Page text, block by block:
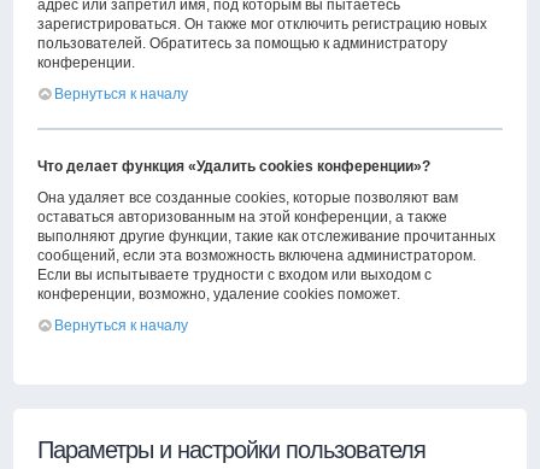
адрес или запретил имя, под которым вы пытаетесь
зарегистрироваться. Он также мог отключить регистрацию новых
пользователей. Обратитесь за помощью к администратору
конференции.
Вернуться к началу
Что делает функция «Удалить cookies конференции»?
Она удаляет все созданные cookies, которые позволяют вам
оставаться авторизованным на этой конференции, а также
выполняют другие функции, такие как отслеживание прочитанных
сообщений, если эта возможность включена администратором.
Если вы испытываете трудности с входом или выходом с
конференции, возможно, удаление cookies поможет.
Вернуться к началу
Параметры и настройки пользователя